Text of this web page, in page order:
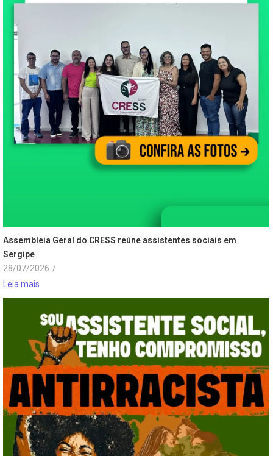
Assembleia Geral do CRESS reúne assistentes sociais em
Sergipe
28/07/2026 /
Leia mais